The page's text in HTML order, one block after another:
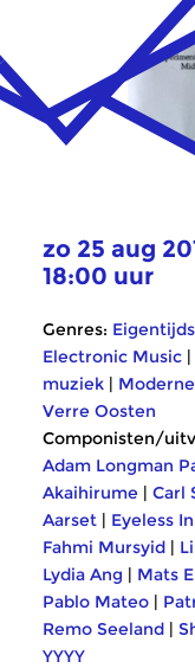
zo 25 aug
18:00 uur
Genres:
Electronic Music |
muziek |
Verre Oosten
Componisten/
Adam Longman
Akaihirume | Carl
Aarset | Eyeless
Fahmi Mursyid |
Lydia Ang | Mats
Pablo Mateo |
Remo Seeland |
YYYY